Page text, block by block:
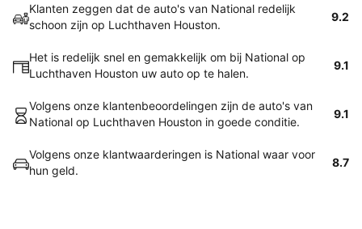
Klanten zeggen dat de auto's van National redelijk
schoon zijn op Luchthaven Houston.
9.2
Het is redelijk snel en gemakkelijk om bij National op
Luchthaven Houston uw auto op te halen.
9.1
Volgens onze klantenbeoordelingen zijn de auto's van
National op Luchthaven Houston in goede conditie.
9.1
Volgens onze klantwaarderingen is National waar voor
hun geld.
8.7